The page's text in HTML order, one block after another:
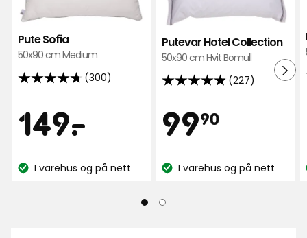
Pute Sofia
50x90 cm Medium
(300)
4.7
5
stjerner,
på
Pris
149-
.
kr
Lagerbalanse:
I varehus og på nett
favoritter
Putevar Hotel Collection
50x90 cm Hvit Bomull
(227)
4.9
5
stjerner,
på
anmeldelser
Pris
9990
kr
Lagerbalanse:
I varehus og på nett